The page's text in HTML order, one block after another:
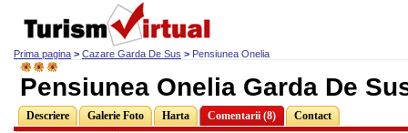
Prima pagina > Cazare Garda De Sus > Pensiunea Onelia
Pensiunea Onelia Garda De
Descriere Galerie Foto Harta Comentarii (8) Contact